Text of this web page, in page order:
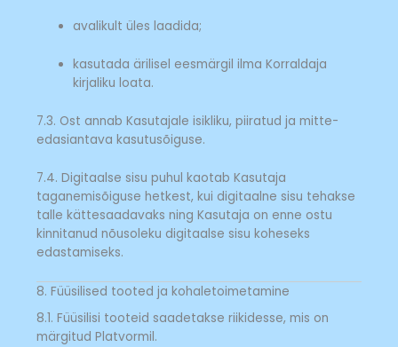
avalikult üles laadida;
kasutada ärilisel eesmärgil ilma Korraldaja
kirjaliku loata.
7.3. Ost annab Kasutajale isikliku, piiratud ja mitte-
edasiantava kasutusõiguse.
7.4. Digitaalse sisu puhul kaotab Kasutaja
taganemisõiguse hetkest, kui digitaalne sisu tehakse
talle kättesaadavaks ning Kasutaja on enne ostu
kinnitanud nõusoleku digitaalse sisu koheseks
edastamiseks.
8. Füüsilised tooted ja kohaletoimetamine
8.1. Füüsilisi tooteid saadetakse riikidesse, mis on
märgitud Platvormil.